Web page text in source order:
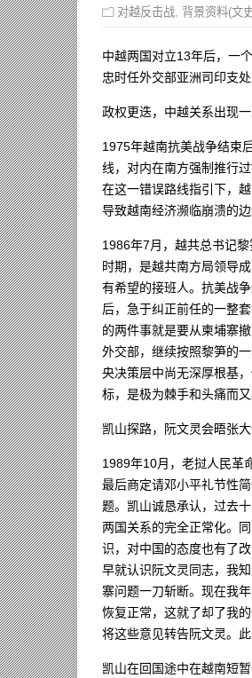
对越反击战 背景资料(文
中越两国对立13年后，一
忠时任外交部亚洲司印支
政权更迭，中越关系出现
1975年越南抗美战争结束
线，对内在南方强制推行
在这一错误路线指引下，
导致越南经济濒临崩溃的
1986年7月，越共总书记
时期，是越共南方局领导
有希望的接班人。抗美战
后，急于纠正前任的一整
的两件事就是要从柬埔寨
外交部，继续按照黎笋的
央决策层中尚无深厚根基
标，是极为棘手和头痛而又
凯山探路，阮文灵会晤张
1989年10月，老挝人民革
最后商定请邓小平礼节性
题。凯山诚恳承认，过去
两国关系的完全正常化。
识，对中国的态度也有了
早就认识阮文灵同志，我
寨问题一刀斩断。现在我
恢复正常，这就了却了我
将这些意见转告阮文灵。
凯山在回国途中在越南短